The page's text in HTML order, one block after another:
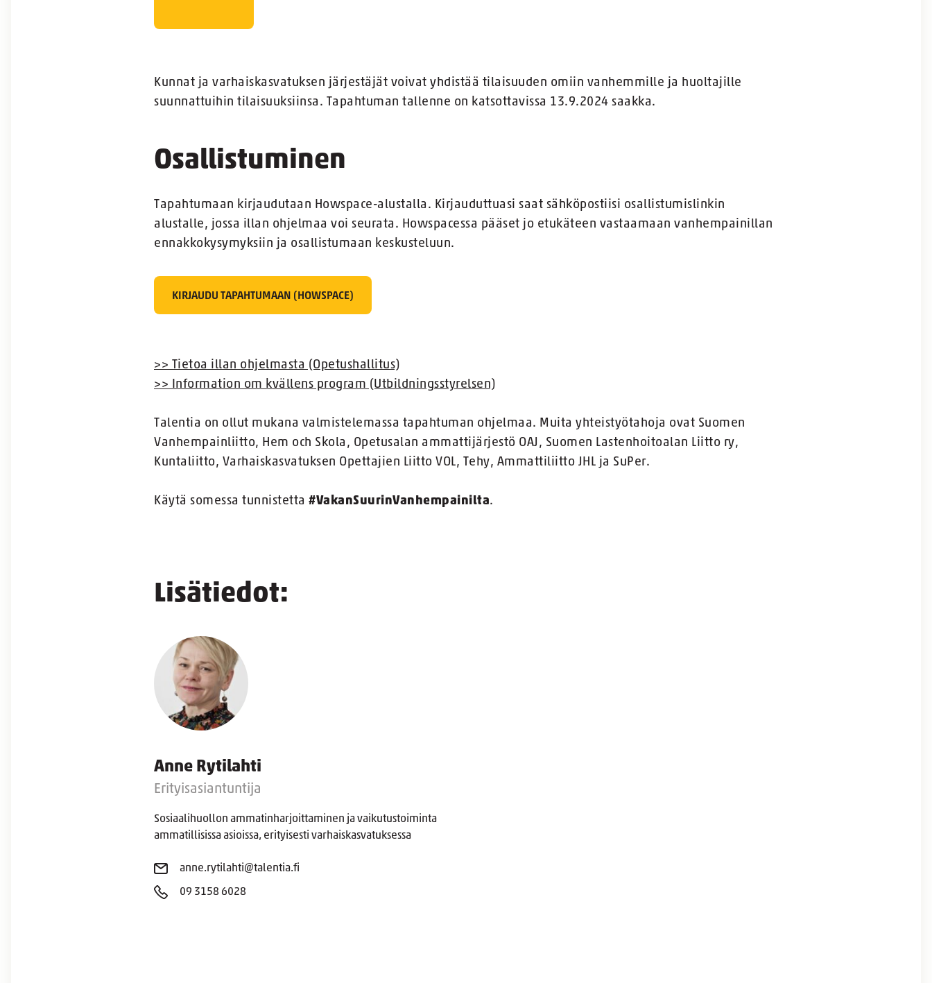
Kunnat ja varhaiskasvatuksen järjestäjät voivat yhdistää tilaisuuden omiin vanhemmille ja huoltajille
suunnattuihin tilaisuuksiinsa. Tapahtuman tallenne on katsottavissa 13.9.2024 saakka.
Osallistuminen
Tapahtumaan kirjaudutaan Howspace-alustalla. Kirjauduttuasi saat sähköpostiisi osallistumislinkin
alustalle, jossa illan ohjelmaa voi seurata. Howspacessa pääset jo etukäteen vastaamaan vanhempainillan
ennakkokysymyksiin ja osallistumaan keskusteluun.
KIRJAUDU TAPAHTUMAAN (HOWSPACE)
>> Tietoa illan ohjelmasta (Opetushallitus)
>> Information om kvällens program (Utbildningsstyrelsen)
Talentia on ollut mukana valmistelemassa tapahtuman ohjelmaa. Muita yhteistyötahoja ovat Suomen
Vanhempainliitto, Hem och Skola, Opetusalan ammattijärjestö OAJ, Suomen Lastenhoitoalan Liitto ry,
Kuntaliitto, Varhaiskasvatuksen Opettajien Liitto VOL, Tehy, Ammattiliitto JHL ja SuPer.
Käytä somessa tunnistetta #VakanSuurinVanhempainilta.
Lisätiedot:
Anne Rytilahti
Erityisasiantuntija
Sosiaalihuollon ammatinharjoittaminen ja vaikutustoiminta
ammatillisissa asioissa, erityisesti varhaiskasvatuksessa
anne.rytilahti@talentia.fi
09 3158 6028